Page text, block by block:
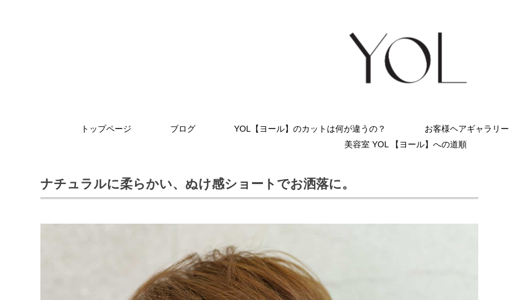
トップページ ブログ YOL【ヨール】のカットは何が違うの？ お客様ヘアギャラリー
美容室 YOL 【ヨール】への道順
ナチュラルに柔らかい、ぬけ感ショートでお洒落に。